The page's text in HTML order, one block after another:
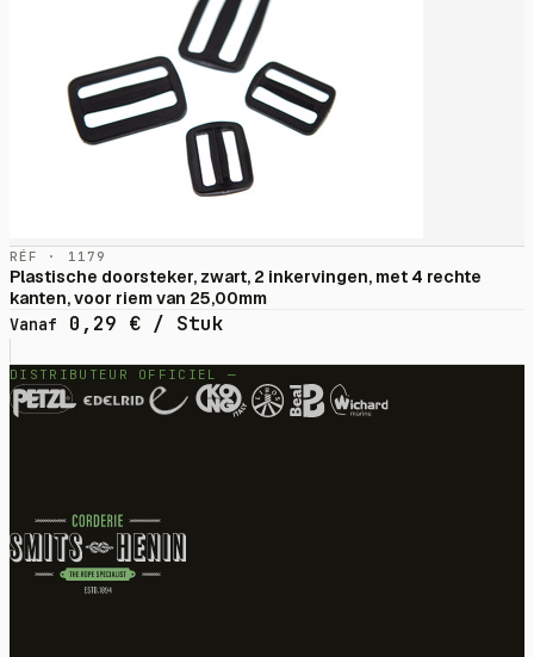
RÉF · 1179
Plastische doorsteker, zwart, 2 inkervingen, met 4 rechte
kanten, voor riem van 25,00mm
Vanaf
0,29 € / Stuk
DISTRIBUTEUR OFFICIEL —